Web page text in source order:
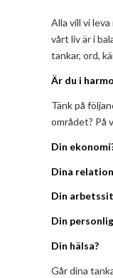
Alla vill vi
vårt liv är i
tankar, ord,
Är du i
Tänk på
området? På
Din
Dina
Din
Din
Din hälsa?
Går dina